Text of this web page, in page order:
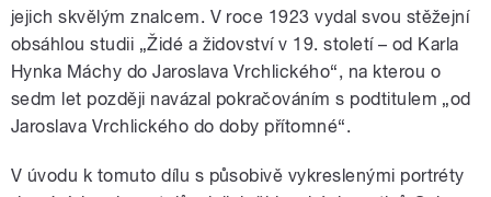
jejich skvělým znalcem. V roce 1923 vydal svou stěžejní
obsáhlou studii „Židé a židovství v 19. století – od Karla
Hynka Máchy do Jaroslava Vrchlického“, na kterou o
sedm let později navázal pokračováním s podtitulem „od
Jaroslava Vrchlického do doby přítomné“.
V úvodu k tomuto dílu s působivě vykreslenými portréty